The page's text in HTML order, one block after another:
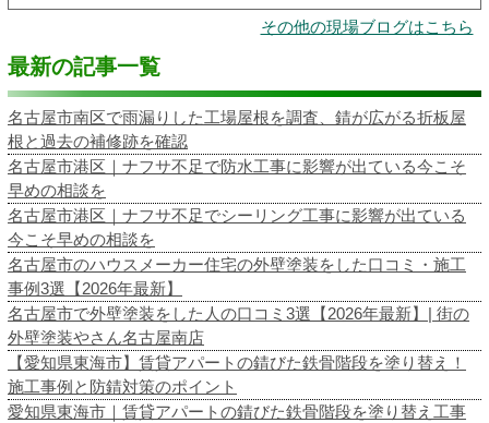
その他の現場ブログはこちら
最新の記事一覧
名古屋市南区で雨漏りした工場屋根を調査、錆が広がる折板屋
根と過去の補修跡を確認
名古屋市港区｜ナフサ不足で防水工事に影響が出ている今こそ
早めの相談を
名古屋市港区｜ナフサ不足でシーリング工事に影響が出ている
今こそ早めの相談を
名古屋市のハウスメーカー住宅の外壁塗装をした口コミ・施工
事例3選【2026年最新】
名古屋市で外壁塗装をした人の口コミ3選【2026年最新】| 街の
外壁塗装やさん名古屋南店
【愛知県東海市】賃貸アパートの錆びた鉄骨階段を塗り替え！
施工事例と防錆対策のポイント
愛知県東海市｜賃貸アパートの錆びた鉄骨階段を塗り替え工事